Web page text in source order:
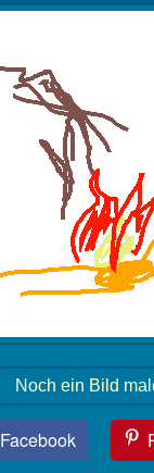
Noch ein Bild
Facebook